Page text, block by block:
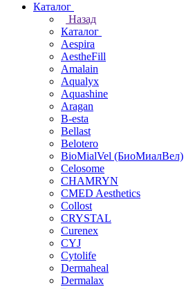
Каталог
Назад
Каталог
Aespira
AestheFill
Amalain
Aqualyx
Aquashine
Aragan
B-esta
Bellast
Belotero
BioMialVel (БиоМиалВел)
Celosome
CHAMRYN
CMED Aesthetics
Collost
CRYSTAL
Curenex
CYJ
Cytolife
Dermaheal
Dermalax